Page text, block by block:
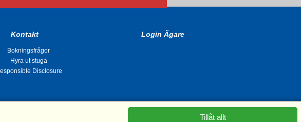
Kontakt
Bokningsfrågor
Hyra ut stuga
Disclosure
Login Ägare
Tillåt allt